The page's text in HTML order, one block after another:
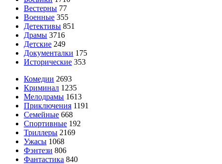
Вестерны 77
Военные 355
Детективы 851
Драмы 3716
Детские 249
Документалки 175
Исторические 353
Комедии 2693
Криминал 1235
Мелодрамы 1613
Приключения 1191
Семейные 668
Спортивные 192
Триллеры 2169
Ужасы 1068
Фэнтези 806
Фантастика 840